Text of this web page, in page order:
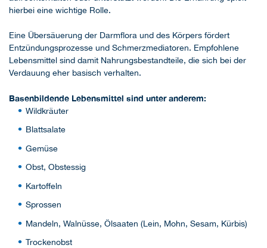
hierbei eine wichtige Rolle.
Eine Übersäuerung der Darmflora und des Körpers fördert
Entzündungsprozesse und Schmerzmediatoren. Empfohlene
Lebensmittel sind damit Nahrungsbestandteile, die sich bei der
Verdauung eher basisch verhalten.
Basenbildende Lebensmittel sind unter anderem:
Wildkräuter
Blattsalate
Gemüse
Obst, Obstessig
Kartoffeln
Sprossen
Mandeln, Walnüsse, Ölsaaten (Lein, Mohn, Sesam, Kürbis)
Trockenobst